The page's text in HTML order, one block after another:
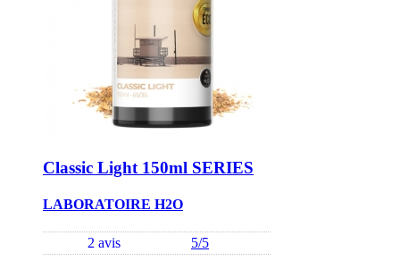
Classic Light 150ml SERIES
LABORATOIRE H2O
2 avis 5/5